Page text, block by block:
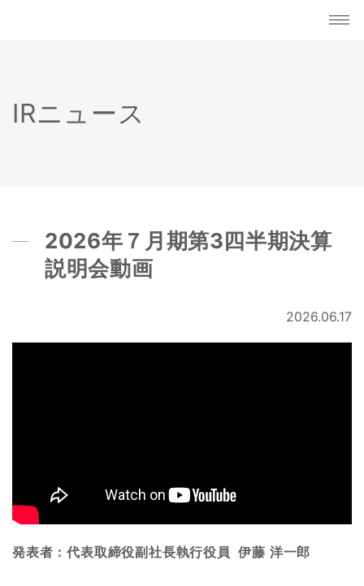
IRニュース
2026年７月期第3四半期決算
説明会動画
2026.06.17
発表者：代表取締役副社長執行役員 伊藤 洋一郎